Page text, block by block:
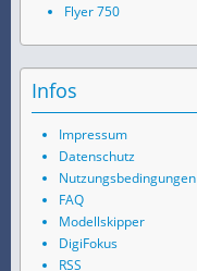
Flyer 750
Infos
Impressum
Datenschutz
Nutzungsbedingungen
FAQ
Modellskipper
DigiFokus
RSS